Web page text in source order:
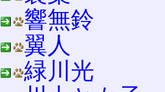
響無鈴
翼人
緑川光